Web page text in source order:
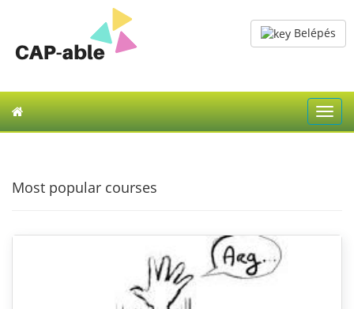
Belépés
Most popular courses